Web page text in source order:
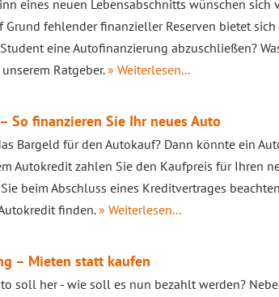
eines neuen Lebensabschnitts wünschen sich
Grund fehlender finanzieller Reserven bietet
eine Autofinanzierung abzuschließen?
Ratgeber.» Weiterlesen...
So finanzieren Sie Ihr neues Auto
Bargeld für den Autokauf? Dann könnte ein
Autokredit zahlen Sie den Kaufpreis für Ihren
beim Abschluss eines Kreditvertrages
finden.» Weiterlesen...
– Mieten statt kaufen
soll her - wie soll es nun bezahlt werden?